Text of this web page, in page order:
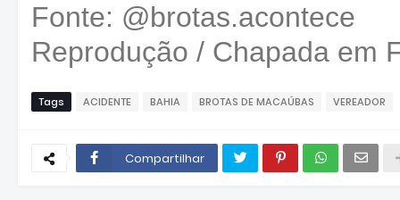
Fonte: @brotas.acontece
Reprodução / Chapada em
Tags ACIDENTE BAHIA BROTAS DE MACAÚBAS VEREADOR
Compartilhar